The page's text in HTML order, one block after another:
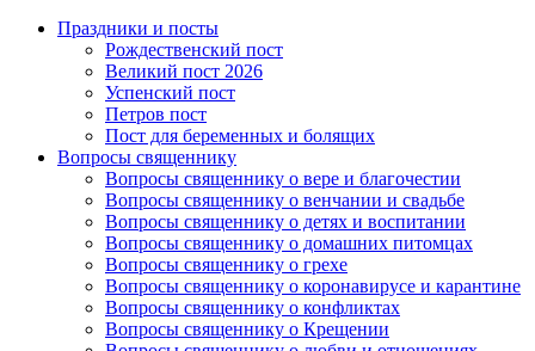
Праздники и посты
Рождественский пост
Великий пост 2026
Успенский пост
Петров пост
Пост для беременных и болящих
Вопросы священнику
Вопросы священнику о вере и благочестии
Вопросы священнику о венчании и свадьбе
Вопросы священнику о детях и воспитании
Вопросы священнику о домашних питомцах
Вопросы священнику о грехе
Вопросы священнику о коронавирусе и карантине
Вопросы священнику о конфликтах
Вопросы священнику о Крещении